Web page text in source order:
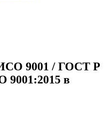
9001 / ГОСТ Р
в